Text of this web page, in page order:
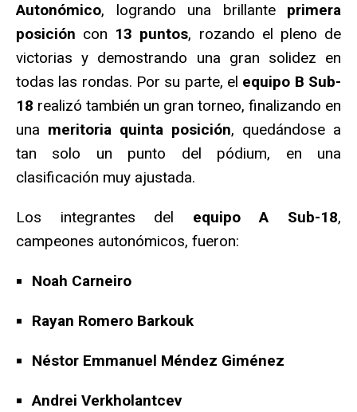
Autonómico, logrando una brillante primera
posición con 13 puntos, rozando el pleno de
victorias y demostrando una gran solidez en
todas las rondas. Por su parte, el equipo B Sub-
18 realizó también un gran torneo, finalizando en
una meritoria quinta posición, quedándose a
tan solo un punto del pódium, en una
clasificación muy ajustada.
Los integrantes del equipo A Sub-18,
campeones autonómicos, fueron:
Noah Carneiro
Rayan Romero Barkouk
Néstor Emmanuel Méndez Giménez
Andrei Verkholantcev